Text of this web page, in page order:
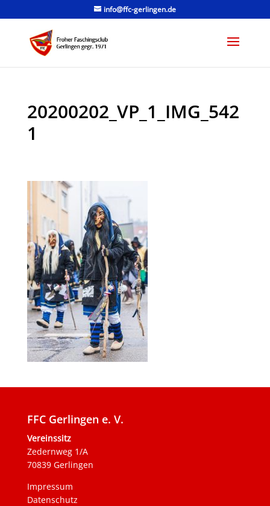
info@ffc-gerlingen.de
20200202_VP_1_IMG_542
1
FFC Gerlingen e. V.
Vereinssitz
Zedernweg 1/A
70839 Gerlingen
Impressum
Datenschutz